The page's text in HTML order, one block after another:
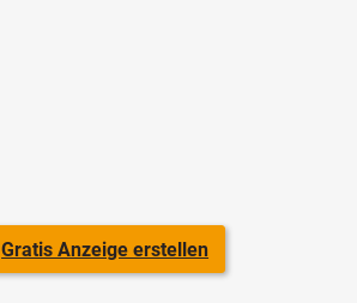
Gratis Anzeige erstellen